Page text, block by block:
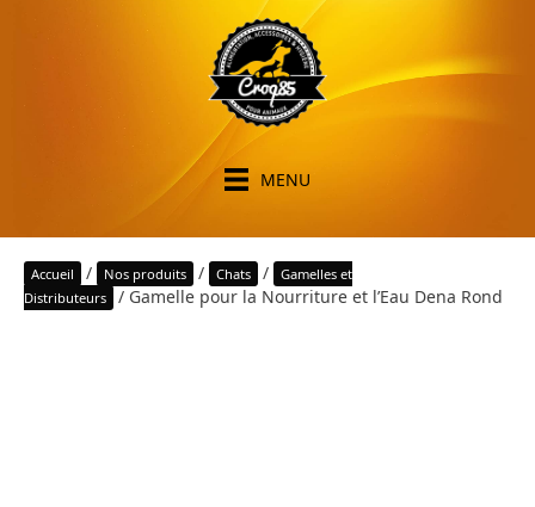
MENU
Accueil / Nos produits / Chats /
Gamelles et
Distributeurs
/ Gamelle pour la Nourriture et l’Eau Dena Rond